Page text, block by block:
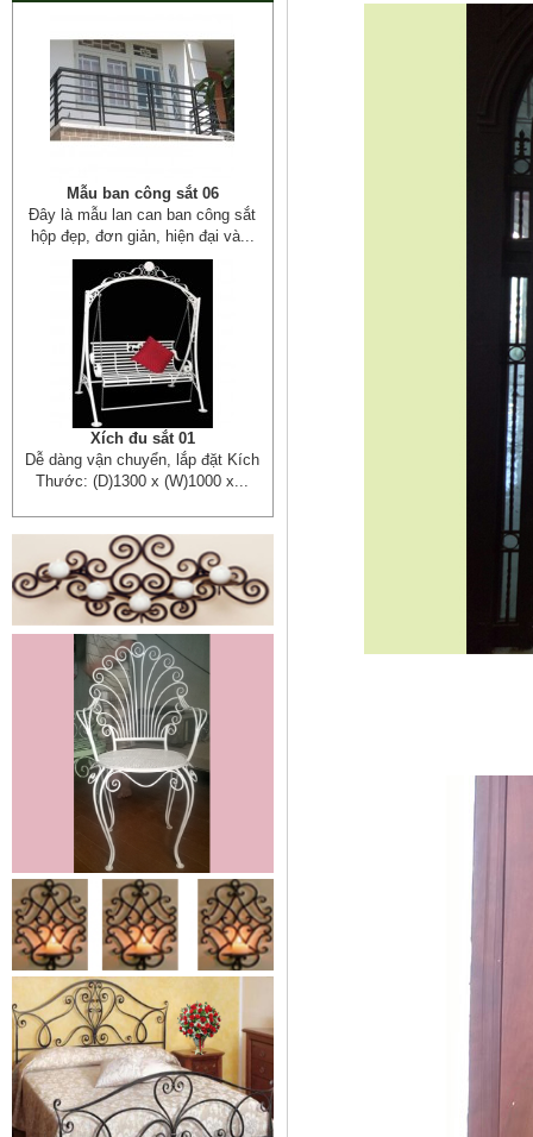
Mẫu ban công sắt 06
Đây là mẫu lan can ban công sắt
hộp đẹp, đơn giản, hiện đại và...
Xích đu sắt 01
Dễ dàng vận chuyển, lắp đặt Kích
Thước: (D)1300 x (W)1000 x...
Mẫu giường sắt đẹp _ 51
Giường sắt đẹp phong cách hiện
đại phù hợp nhiều lứa tuổi
Giường sắt đủ mọi...
Lá thép đúc - phụ kiện sắt mỹ
thuật
- Lá hoa thép đúc trang trí cửa
cổng sắt, - Lá hoa...